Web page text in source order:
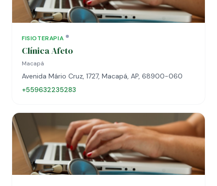
FISIOTERAPIA
Clínica Afeto
Macapá
Avenida Mário Cruz, 1727, Macapá, AP, 68900-060
+559632235283